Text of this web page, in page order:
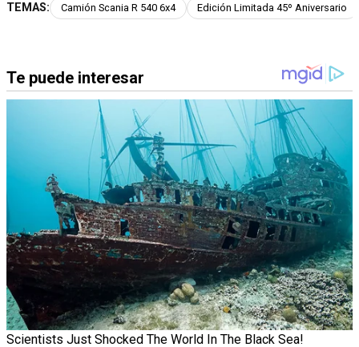
TEMAS: Camión Scania R 540 6x4 Edición Limitada 45º Aniversario